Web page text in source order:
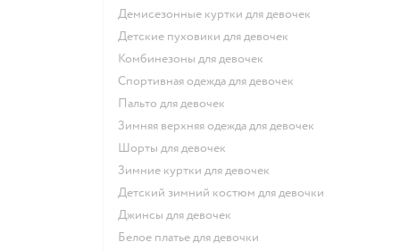
Демисезонные куртки для девочек
Детские пуховики для девочек
Комбинезоны для девочек
Спортивная одежда для девочек
Пальто для девочек
Зимняя верхняя одежда для девочек
Шорты для девочек
Зимние куртки для девочек
Детский зимний костюм для девочки
Джинсы для девочек
Белое платье для девочки